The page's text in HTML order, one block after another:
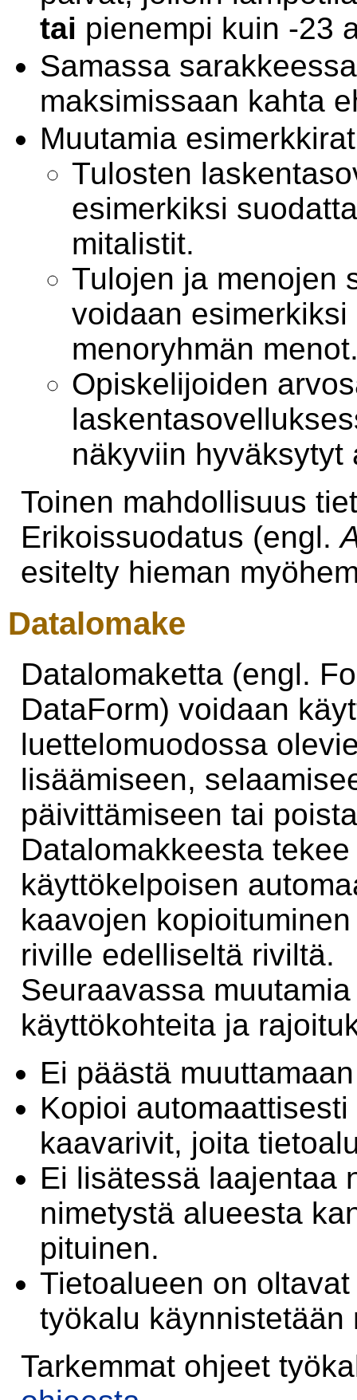
tai pienempi kuin -23
Samassa
maksimissaan kahta
Muutamia
Tulosten
esimerkiksi
mitalistit.
Tulojen ja menojen
voidaan
menoryhmän
Opiskelijoiden
näkyviin hyväksytyt
Toinen mahdollisuus
Erikoissuodatus (engl.
esitelty hieman
Datalomake
Datalomaketta (engl.
DataForm) voidaan
luettelomuodossa
lisäämiseen,
päivittämiseen tai
Datalomakkeesta
käyttökelpoisen
kaavojen
riville edelliseltä riviltä.
Seuraavassa muutamia
käyttökohteita ja
Ei päästä
Kopioi
kaavarivit, joita
Ei lisätessä laajentaa
nimetystä alueesta
pituinen.
Tietoalueen on
työkalu käynnistetään
Tarkemmat ohjeet